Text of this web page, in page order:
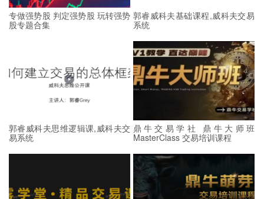
专做强势股 判定强势股 玩转强势
股专题合集
郭睿威科夫基础课程,威科夫交易
系统
郭睿威科夫思维逻辑课,威科夫交
易系统
鼎牛交易学社 鼎牛大师班
MasterClass 交易培训课程